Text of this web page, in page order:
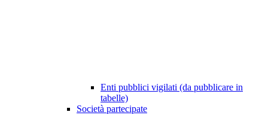
Enti pubblici vigilati (da pubblicare in
tabelle)
Società partecipate